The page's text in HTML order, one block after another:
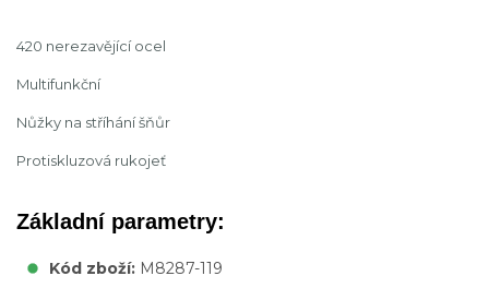
420 nerezavějící ocel
Multifunkční
Nůžky na stříhání šňůr
Protiskluzová rukojeť
Základní parametry:
Kód zboží: M8287-119